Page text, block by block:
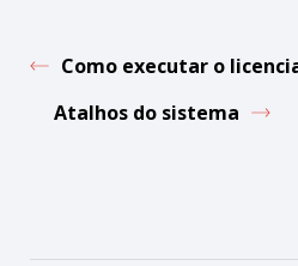
Como executar o
Atalhos do sistema